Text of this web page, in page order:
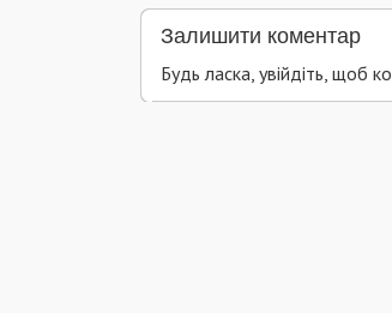
Залишити коментар
Будь ласка, увійдіть, щоб